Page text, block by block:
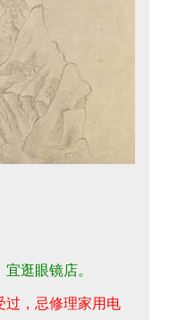
逛眼镜店。
过，忌修理家用电